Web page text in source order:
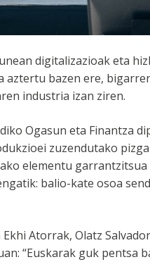
digitalizazioak eta
bazen ere,
industria izan ziren.
Ogasun eta Finantza
zuzendutako
elementu
balio-kate osoa
Atorrak, Olatz
“Euskarak guk pentsa